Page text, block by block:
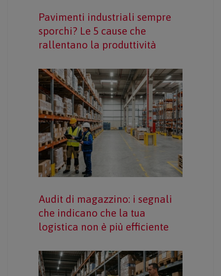
Pavimenti industriali sempre
sporchi? Le 5 cause che
rallentano la produttività
Audit di magazzino: i segnali
che indicano che la tua
logistica non è più efficiente